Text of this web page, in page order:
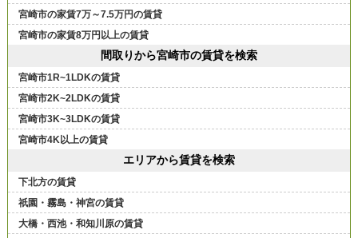
宮崎市の家賃7万～7.5万円の賃貸
宮崎市の家賃8万円以上の賃貸
間取りから宮崎市の賃貸を検索
宮崎市1R~1LDKの賃貸
宮崎市2K~2LDKの賃貸
宮崎市3K~3LDKの賃貸
宮崎市4K以上の賃貸
エリアから賃貸を検索
下北方の賃貸
祇園・霧島・神宮の賃貸
大橋・西池・和知川原の賃貸